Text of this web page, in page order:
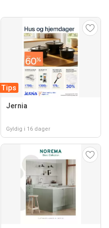
Tips
Jernia
Gyldig i 16 dager